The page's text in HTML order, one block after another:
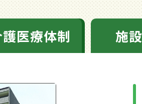
医療体制 施